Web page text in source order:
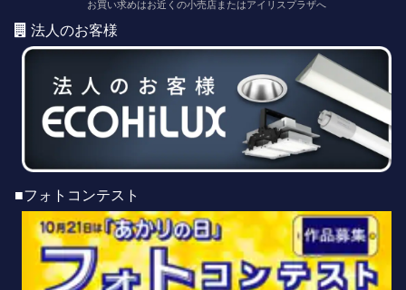
お買い求めはお近くの小売店またはアイリスプラザへ
法人のお客様
■フォトコンテスト